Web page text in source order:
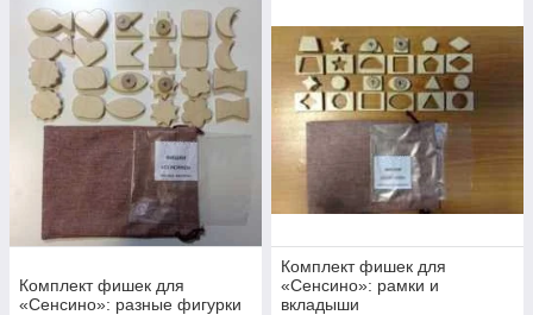
Комплект фишек для
«Сенсино»: разные фигурки
Комплект фишек для
«Сенсино»: рамки и
вкладыши